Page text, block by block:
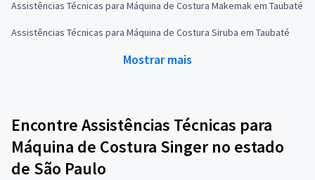
Assistências Técnicas para Máquina de Costura Makemak em Taubaté
Assistências Técnicas para Máquina de Costura Siruba em Taubaté
Mostrar mais
Encontre Assistências Técnicas para
Máquina de Costura Singer no estado
de São Paulo